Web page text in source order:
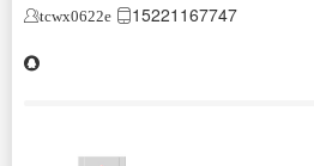
tcwx0622e 15221167747